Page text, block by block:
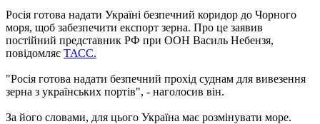
Росія готова надати Україні безпечний коридор до Чорного
моря, щоб забезпечити експорт зерна. Про це заявив
постійний представник РФ при ООН Василь Небензя,
повідомляє ТАСС.
"Росія готова надати безпечний прохід суднам для вивезення
зерна з українських портів", - наголосив він.
За його словами, для цього Україна має розмінувати море.